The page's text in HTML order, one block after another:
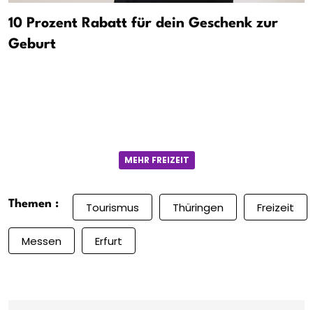
10 Prozent Rabatt für dein Geschenk zur
Geburt
MEHR FREIZEIT
Themen : Tourismus Thüringen Freizeit
Messen Erfurt